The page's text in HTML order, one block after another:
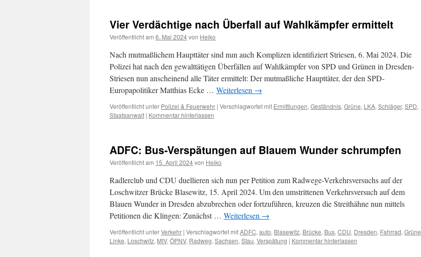
Vier Verdächtige nach Überfall auf Wahlkämpfer ermittelt
Veröffentlicht am 6. Mai 2024von Heiko
Nach mutmaßlichem Haupttäter sind nun auch Komplizen identifiziert Striesen, 6. Mai 2024. Die
Polizei hat nach den gewalttätigen Überfällen auf Wahlkämpfer von SPD und Grünen in Dresden-
Striesen nun anscheinend alle Täter ermittelt: Der mutmaßliche Haupttäter, der den SPD-
Europapolitiker Matthias Ecke … Weiterlesen →
Veröffentlicht unter Polizei & Feuerwehr | Verschlagwortet mit Ermittlungen, Geständnis, Grüne, LKA, Schläger, SPD,
Staatsanwalt | Kommentar hinterlassen
ADFC: Bus-Verspätungen auf Blauem Wunder schrumpfen
Veröffentlicht am 15. April 2024von Heiko
Radlerclub und CDU duellieren sich nun per Petition zum Radwege-Verkehrsversuchs auf der
Loschwitzer Brücke Blasewitz, 15. April 2024. Um den umstrittenen Verkehrsversuch auf dem
Blauen Wunder in Dresden abzubrechen oder fortzuführen, kreuzen die Streithähne nun mittels
Petitionen die Klingen: Zunächst … Weiterlesen →
Veröffentlicht unterVerkehr | Verschlagwortet mitADFC, auto, Blasewitz, Brücke, Bus, CDU, Dresden, Fahrrad, Grüne
Linke, Loschwitz, MIV, ÖPNV, Radweg, Sachsen, Stau, Verspätung | Kommentar hinterlassen